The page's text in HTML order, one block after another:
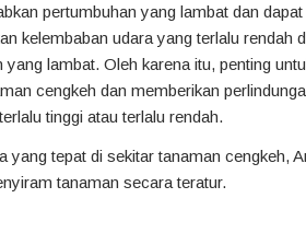
pertumbuhan yang lambat dan
kelembaban udara yang terlalu rendah
lambat. Oleh karena itu, penting
cengkeh dan memberikan
tinggi atau terlalu rendah.
yang tepat di sekitar tanaman cengkeh,
tanaman secara teratur.